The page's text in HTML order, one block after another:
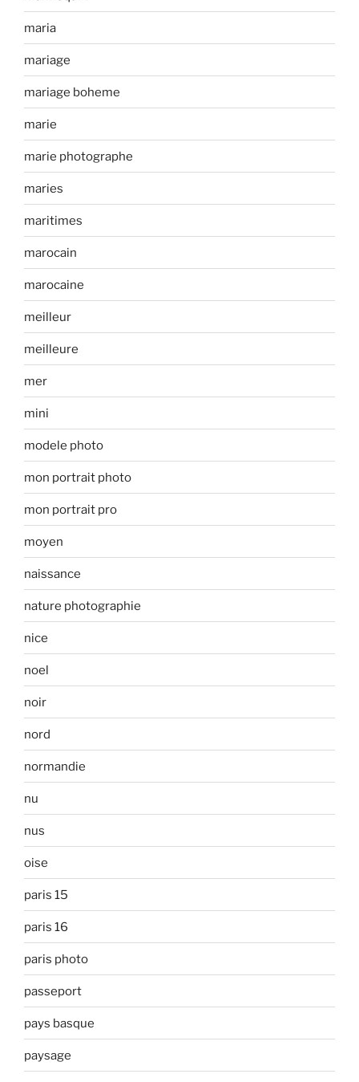
maria
mariage
mariage boheme
marie
marie photographe
maries
maritimes
marocain
marocaine
meilleur
meilleure
mer
mini
modele photo
mon portrait photo
mon portrait pro
moyen
naissance
nature photographie
nice
noel
noir
nord
normandie
nu
nus
oise
paris 15
paris 16
paris photo
passeport
pays basque
paysage